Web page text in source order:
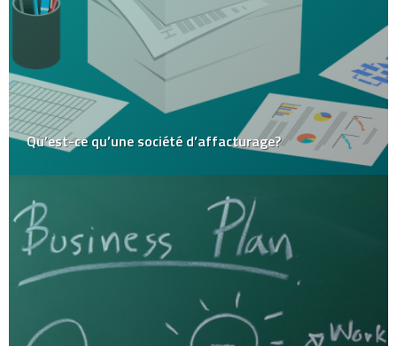
Qu’est-ce qu’une société d’affacturage?